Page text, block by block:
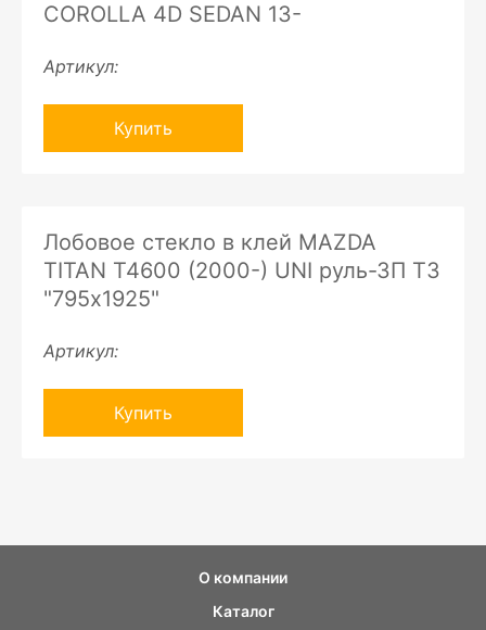
COROLLA 4D SEDAN 13-
Артикул:
Купить
Лобовое стекло в клей MAZDA
TITAN T4600 (2000-) UNI руль-ЗП ТЗ
"795х1925"
Артикул:
Купить
О компании
Каталог